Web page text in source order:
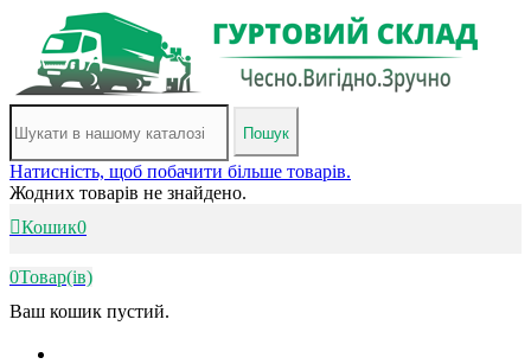
Пошук
Натисність, щоб побачити більше товарів.
Жодних товарів не знайдено.
Кошик0
0Товар(ів)
Ваш кошик пустий.